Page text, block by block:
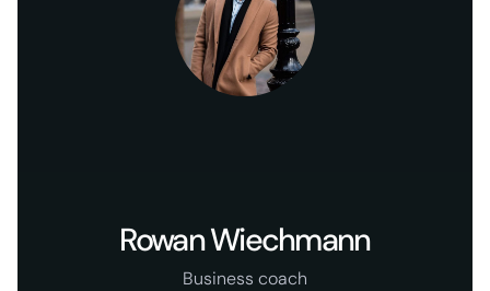
Rowan Wiechmann
Business coach